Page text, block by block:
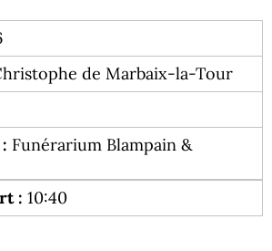
de Marbaix-la-Tour
Funérarium Blampain &
: 10:40